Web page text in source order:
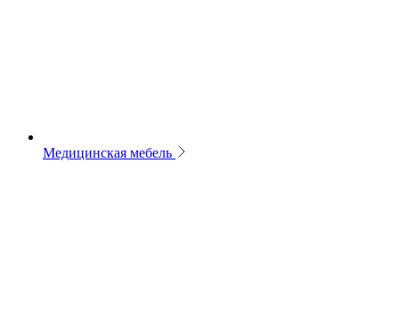
Медицинская мебель